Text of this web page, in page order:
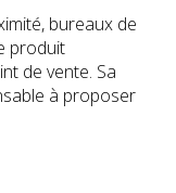
bureaux de
produit
de vente. Sa
à proposer